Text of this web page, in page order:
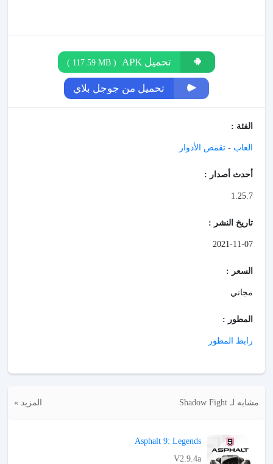
تحميل APK (
117.59 MB
)
تحميل من جوجل بلاي
الفئة :
العاب - تقمص الأدوار
أحدث أصدار :
1.25.7
تاريخ النشر :
2021-11-07
السعر :
مجاني
المطور :
رابط المطور
مشابه لـ Shadow Fight المزيد »
Asphalt 9: Legends
V2.9.4a